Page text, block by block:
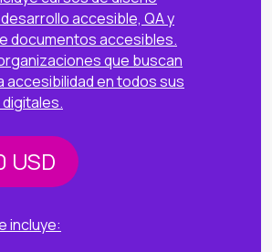
accesible, QA y
documentos accesibles.
que buscan
accesibilidad en todos sus
USD
incluye: